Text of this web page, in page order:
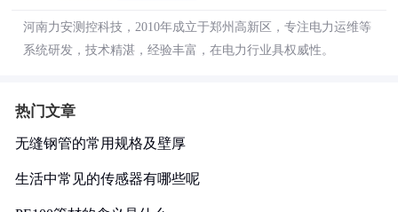
河南力安测控科技，2010年成立于郑州高新区，专注电力运维等
系统研发，技术精湛，经验丰富，在电力行业具权威性。
热门文章
无缝钢管的常用规格及壁厚
生活中常见的传感器有哪些呢